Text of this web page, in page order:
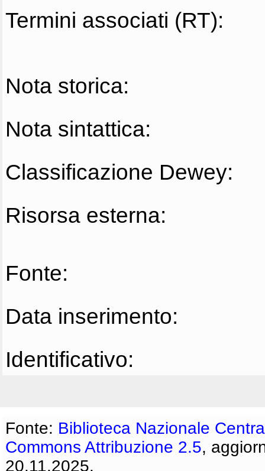
Termini associati (RT):
Nota storica:
Nota sintattica:
Classificazione Dewey:
Risorsa esterna:
Fonte:
Data inserimento:
Identificativo:
Fonte: Biblioteca Nazionale
Commons Attribuzione 2.5,
20.11.2025.